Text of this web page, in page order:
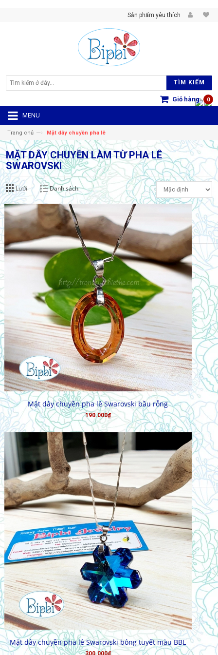
Sản phẩm yêu thích
TÌM KIẾM
Giỏ hàng 0
MENU
Trang chủ —› Mặt dây chuyền pha lê
MẶT DÂY CHUYỀN LÀM TỪ PHA LÊ
SWAROVSKI
Lưới Danh sách
CHỌN HÀNG
Mặt dây chuyền pha lê Swarovski bầu rỗng
190.000₫
MUA HÀNG
Mặt dây chuyền pha lê Swarovski bông tuyết màu BBL
300.000₫